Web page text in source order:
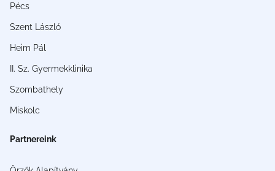
Pécs
Szent László
Heim Pál
II. Sz. Gyermekklinika
Szombathely
Miskolc
Partnereink